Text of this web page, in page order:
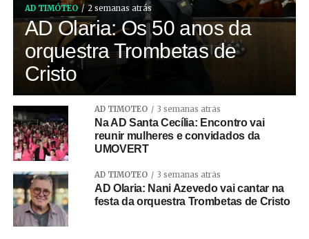
AD TIMÓTEO 2 semanas atrás
AD Olaria: Os 50 anos da
orquestra Trombetas de
Cristo
AD TIMÓTEO 3 semanas atrás
Na AD Santa Cecília: Encontro vai
reunir mulheres e convidados da
UMOVERT
AD TIMÓTEO 3 semanas atrás
AD Olaria: Nani Azevedo vai cantar na
festa da orquestra Trombetas de Cristo